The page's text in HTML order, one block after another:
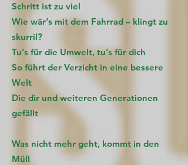
Schritt ist zu viel
Wie wär‘s mit dem Fahrrad – klingt zu
skurril?
Tu‘s für die Umwelt, tu‘s für dich
So führt der Verzicht in eine bessere
Welt
Die dir und weiteren Generationen
gefällt
Was nicht mehr geht, kommt in den
Müll